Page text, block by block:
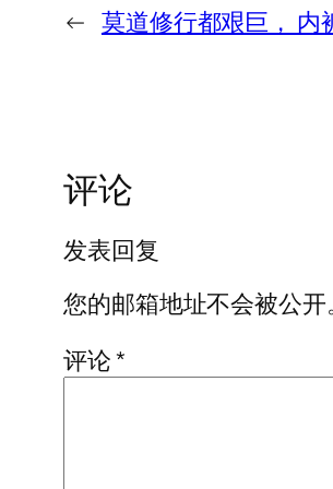
← 莫道修行都艰巨， 内
评论
发表回复
您的邮箱地址不会被公开。
评论*